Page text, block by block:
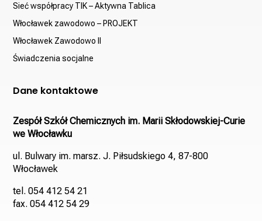
Sieć współpracy TIK – Aktywna Tablica
Włocławek zawodowo – PROJEKT
Włocławek Zawodowo II
Świadczenia socjalne
Dane kontaktowe
Zespół Szkół Chemicznych im. Marii Skłodowskiej-Curie
we Włocławku
ul. Bulwary im. marsz. J. Piłsudskiego 4, 87-800
Włocławek
tel. 054 412 54 21
fax. 054 412 54 29